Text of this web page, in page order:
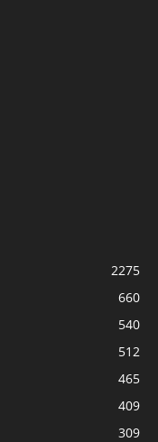
2275
660
540
512
465
409
309